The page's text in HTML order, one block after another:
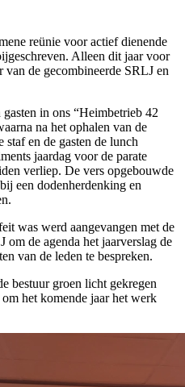
reünie voor actief dienende
Alleen dit jaar voor
van de gecombineerde SRLJ en
in ons “Heimbetrieb 42
na het ophalen van de
staf en de gasten de lunch
jaardag voor de parate
verliep. De vers opgebouwde
een dodenherdenking en
was werd aangevangen met de
de agenda het jaarverslag de
van de leden te bespreken.
bestuur groen licht gekregen
het komende jaar het werk